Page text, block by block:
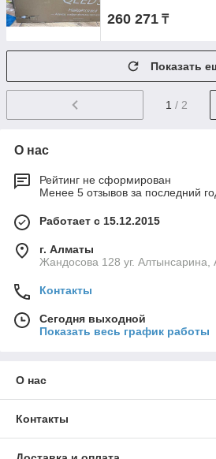
260 271 ₸
Показать
1 / 2
О нас
Рейтинг не сформирован
Менее 5 отзывов за последний
Работает с 15.12.2015
г. Алматы
Жандосова 128 уг. Алтынсарина,
Контакты
Сегодня выходной
Показать весь график работы
О нас
Контакты